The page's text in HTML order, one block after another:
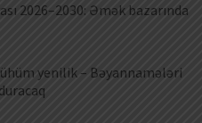
2026–2030: Əmək bazarında
yenilik – Bəyannamələri